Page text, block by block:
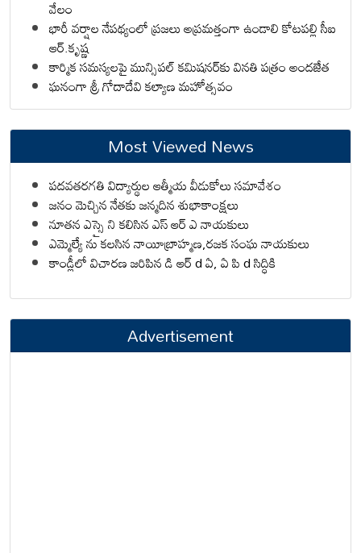
వేలం
భారీ వర్షాల నేపథ్యంలో ప్రజలు అప్రమత్తంగా ఉండాలి కోటపల్లి సీఐ
ఆర్.కృష్ణ
కార్మిక సమస్యలపై మున్సిపల్ కమిషనర్‌కు వినతి పత్రం అందజేత
ఘనంగా శ్రీ గోదాదేవి కల్యాణ మహోత్సవం
Most Viewed News
పదవతరగతి విద్యార్థుల ఆత్మీయ వీడుకోలు సమావేశం
జనం మెచ్చిన నేతకు జన్మదిన శుభాకాంక్షలు
నూతన ఎస్సై ని కలిసిన ఎస్ ఆర్ ఎ నాయకులు
ఎమ్మెల్యే ను కలసిన నాయీబ్రాహ్మణ,రజక సంఘ నాయకులు
కాండ్లీలో విచారణ జరిపిన డి ఆర్ d ఏ, ఏ పి d సిద్ధికి
Advertisement